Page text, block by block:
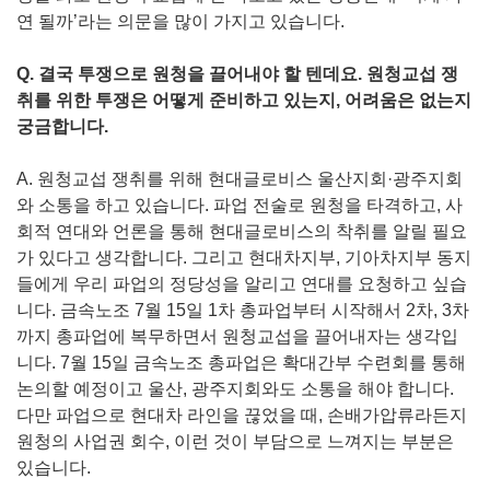
연 될까’라는 의문을 많이 가지고 있습니다.
Q. 결국 투쟁으로 원청을 끌어내야 할 텐데요. 원청교섭 쟁
취를 위한 투쟁은 어떻게 준비하고 있는지, 어려움은 없는지
궁금합니다.
A. 원청교섭 쟁취를 위해 현대글로비스 울산지회·광주지회
와 소통을 하고 있습니다. 파업 전술로 원청을 타격하고, 사
회적 연대와 언론을 통해 현대글로비스의 착취를 알릴 필요
가 있다고 생각합니다. 그리고 현대차지부, 기아차지부 동지
들에게 우리 파업의 정당성을 알리고 연대를 요청하고 싶습
니다. 금속노조 7월 15일 1차 총파업부터 시작해서 2차, 3차
까지 총파업에 복무하면서 원청교섭을 끌어내자는 생각입
니다. 7월 15일 금속노조 총파업은 확대간부 수련회를 통해
논의할 예정이고 울산, 광주지회와도 소통을 해야 합니다.
다만 파업으로 현대차 라인을 끊었을 때, 손배가압류라든지
원청의 사업권 회수, 이런 것이 부담으로 느껴지는 부분은
있습니다.